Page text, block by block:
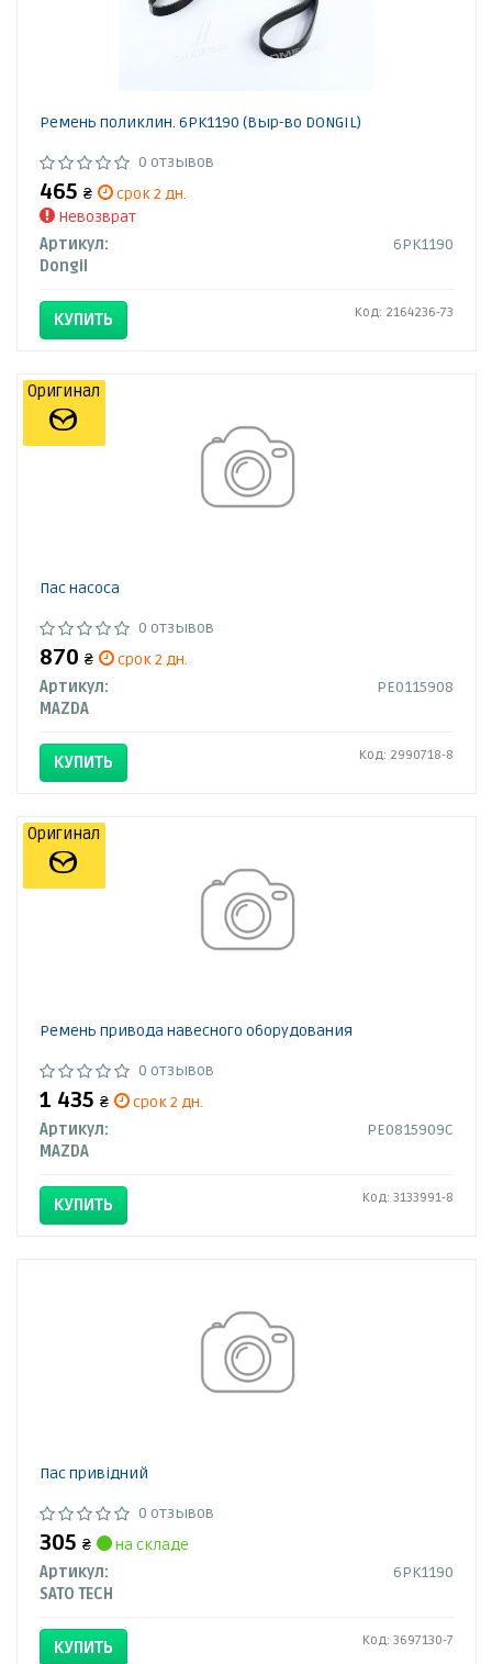
Ремень поликлин. 6PK1190 (Выр-во DONGIL)
0 отзывов
465 ₴
срок 2 дн.
Невозврат
Артикул:
6PK1190
Dongil
КУПИТЬ Код: 2164236-73
Пас насоса
0 отзывов
870 ₴
срок 2 дн.
Артикул:
PE0115908
MAZDA
КУПИТЬ Код: 2990718-8
Оригинал
Ремень привода навесного оборудования
0 отзывов
1 435 ₴
срок 2 дн.
Артикул:
PE0815909C
MAZDA
КУПИТЬ Код: 3133991-8
Оригинал
Пас привідний
0 отзывов
305 ₴
на складе
Артикул:
6PK1190
SATO TECH
КУПИТЬ Код: 3697130-7